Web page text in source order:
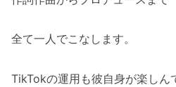
全て一人でこなします。
TikTokの運用も彼自身が楽しん